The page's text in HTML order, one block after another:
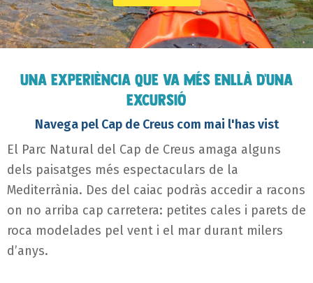
UNA EXPERIÈNCIA QUE VA MÉS ENLLÀ D'UNA
EXCURSIÓ
Navega pel Cap de Creus com mai l'has vist
El Parc Natural del Cap de Creus amaga alguns
dels paisatges més espectaculars de la
Mediterrània. Des del caiac podràs accedir a racons
on no arriba cap carretera: petites cales i parets de
roca modelades pel vent i el mar durant milers
d’anys.